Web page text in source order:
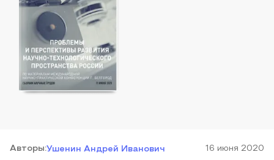
Авторы:Ушенин Андрей Иванович
16 июня 2020